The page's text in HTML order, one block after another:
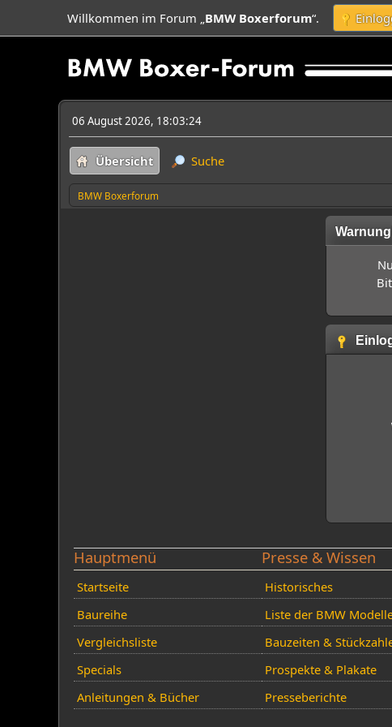
Willkommen im Forum „BMW Boxerforum“.
06 August 2026, 18:03:24
Übersicht Suche
BMW Boxerforum
Hauptmenü
Startseite
Baureihe
Vergleichsliste
Specials
Anleitungen & Bücher
Presse & Wissen
Historisches
Liste der BMW
Bauzeiten &
Prospekte & Plakate
Presseberichte